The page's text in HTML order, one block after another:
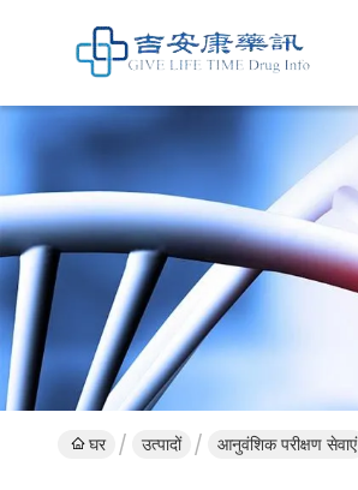
घर उत्पादों आनुवंशिक परीक्षण सेवाएं